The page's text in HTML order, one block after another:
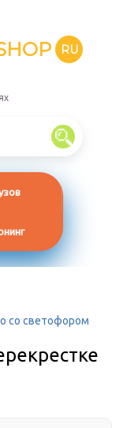
RU
со светофором